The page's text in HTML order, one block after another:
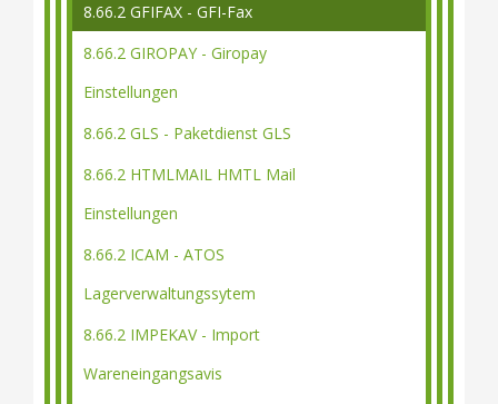
8.66.2 GFIFAX - GFI-Fax
8.66.2 GIROPAY - Giropay
Einstellungen
8.66.2 GLS - Paketdienst GLS
8.66.2 HTMLMAIL HMTL Mail
Einstellungen
8.66.2 ICAM - ATOS
Lagerverwaltungssytem
8.66.2 IMPEKAV - Import
Wareneingangsavis